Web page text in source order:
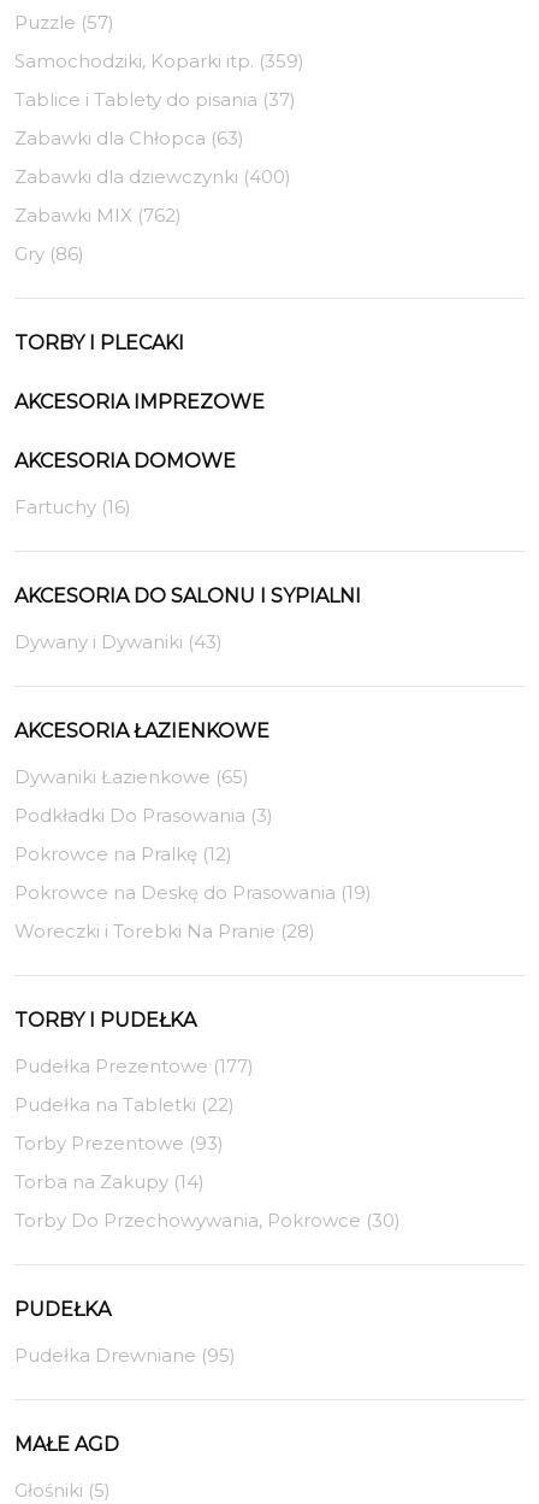
Puzzle (57)
Samochodziki, Koparki itp. (359)
Tablice i Tablety do pisania (37)
Zabawki dla Chłopca (63)
Zabawki dla dziewczynki (400)
Zabawki MIX (762)
Gry (86)
TORBY I PLECAKI
AKCESORIA IMPREZOWE
AKCESORIA DOMOWE
Fartuchy (16)
AKCESORIA DO SALONU I SYPIALNI
Dywany i Dywaniki (43)
AKCESORIA ŁAZIENKOWE
Dywaniki Łazienkowe (65)
Podkładki Do Prasowania (3)
Pokrowce na Pralkę (12)
Pokrowce na Deskę do Prasowania (19)
Woreczki i Torebki Na Pranie (28)
TORBY I PUDEŁKA
Pudełka Prezentowe (177)
Pudełka na Tabletki (22)
Torby Prezentowe (93)
Torba na Zakupy (14)
Torby Do Przechowywania, Pokrowce (30)
PUDEŁKA
Pudełka Drewniane (95)
MAŁE AGD
Głośniki (5)